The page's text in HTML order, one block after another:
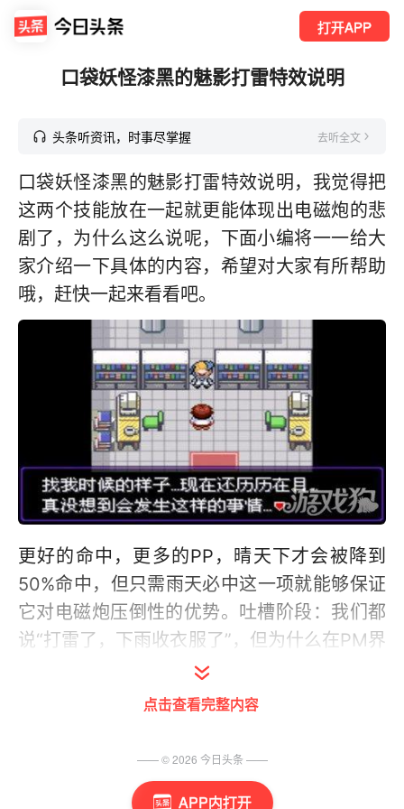
打开APP
APP内打开
口袋妖怪漆黑的魅影打雷特效说明
头条听资讯，时事尽掌握 去听全文
口袋妖怪漆黑的魅影打雷特效说明，我觉得把
这两个技能放在一起就更能体现出电磁炮的悲
剧了，为什么这么说呢，下面小编将一一给大
家介绍一下具体的内容，希望对大家有所帮助
哦，赶快一起来看看吧。
更好的命中，更多的PP，晴天下才会被降到
50%命中，但只需雨天必中这一项就能够保证
它对电磁炮压倒性的优势。吐槽阶段：我们都
说“打雷了，下雨收衣服了”，但为什么在PM界
打雷要依靠雨天才能存活呢?所以时刻记住，
PM界和现实真的有很大的差别。
点击查看完整内容
—— ©2026 今日头条 ——